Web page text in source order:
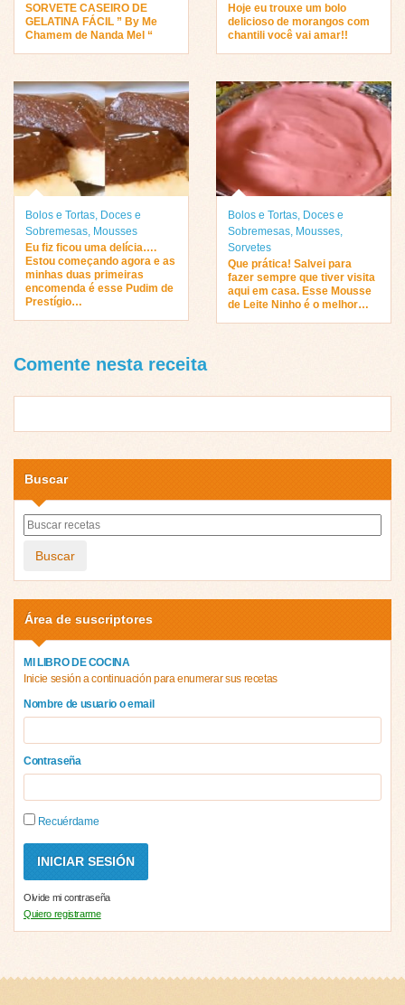
SORVETE CASEIRO DE
GELATINA FÁCIL ” By Me
Chamem de Nanda Mel “
Hoje eu trouxe um bolo
delicioso de morangos com
chantili você vai amar!!
Bolos e Tortas, Doces e
Sobremesas, Mousses
Eu fiz ficou uma delícia….
Estou começando agora e as
minhas duas primeiras
encomenda é esse Pudim de
Prestígio…
Bolos e Tortas, Doces e
Sobremesas, Mousses,
Sorvetes
Que prática! Salvei para
fazer sempre que tiver visita
aqui em casa. Esse Mousse
de Leite Ninho é o melhor…
Comente nesta receita
Buscar
Buscar
Área de suscriptores
MI LIBRO DE COCINA
Inicie sesión a continuación para enumerar sus recetas
Nombre de usuario o email
Contraseña
Recuérdame
Olvide mi contraseña
Quiero registrarme